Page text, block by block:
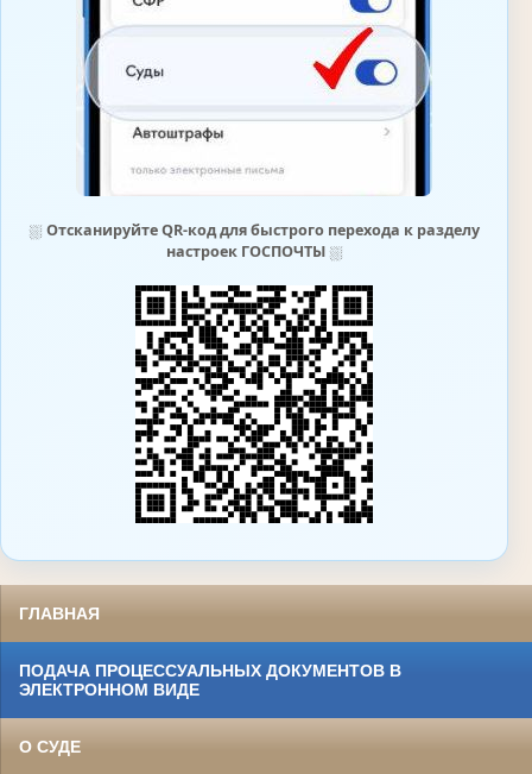
⛆ Отсканируйте QR-код для быстрого перехода к разделу
настроек ГОСПОЧТЫ⛆
ГЛАВНАЯ
ПОДАЧА ПРОЦЕССУАЛЬНЫХ ДОКУМЕНТОВ В
ЭЛЕКТРОННОМ ВИДЕ
О СУДЕ